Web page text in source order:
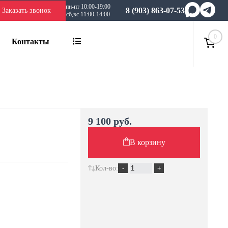
Заказать звонок
пн-пт 10:00-19:00
сб,вс 11:00-14:00
8 (903) 863-07-53
Контакты
0
9 100 руб.
В корзину
Кол-во: